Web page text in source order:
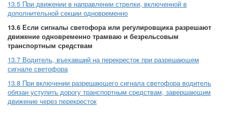
13.5 При движении в направлении стрелки, включенной в
дополнительной секции одновременно
13.6 Если сигналы светофора или регулировщика разрешают
движение одновременно трамваю и безрельсовым
транспортным средствам
13.7 Водитель, въехавший на перекресток при разрешающем
сигнале светофора
13.8 При включении разрешающего сигнала светофора водитель
обязан уступить дорогу транспортным средствам, завершающим
движение через перекресток